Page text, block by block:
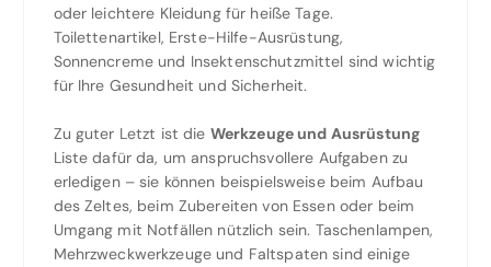
oder leichtere Kleidung für heiße Tage.
Toilettenartikel, Erste-Hilfe-Ausrüstung,
Sonnencreme und Insektenschutzmittel sind wichtig
für Ihre Gesundheit und Sicherheit.
Zu guter Letzt ist die Werkzeuge und Ausrüstung
Liste dafür da, um anspruchsvollere Aufgaben zu
erledigen – sie können beispielsweise beim Aufbau
des Zeltes, beim Zubereiten von Essen oder beim
Umgang mit Notfällen nützlich sein. Taschenlampen,
Mehrzweckwerkzeuge und Faltspaten sind einige